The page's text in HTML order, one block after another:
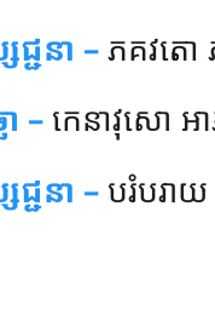
ជ្ជនា –ភគវតោ
ា –កេនាវុសោ អ
ជ្ជនា – បរំបរាយ